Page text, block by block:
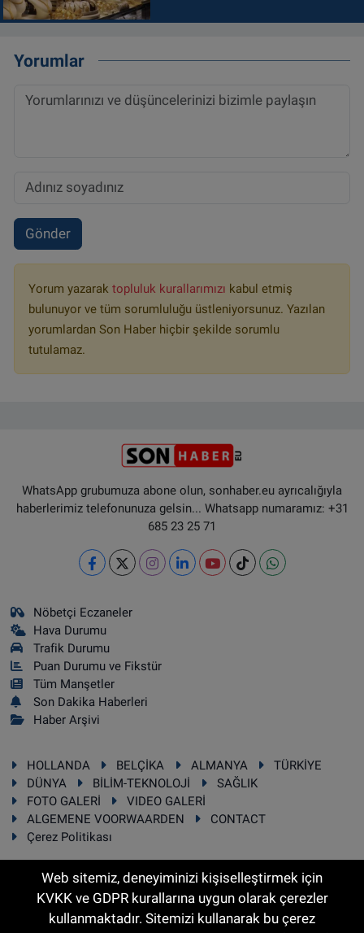
Yorumlar
Gönder
Yorum yazarak topluluk kurallarımızı kabul etmiş
bulunuyor ve tüm sorumluluğu üstleniyorsunuz. Yazılan
yorumlardan Son Haber hiçbir şekilde sorumlu
tutulamaz.
WhatsApp grubumuza abone olun, sonhaber.eu ayrıcalığıyla
haberlerimiz telefonunuza gelsin... Whatsapp numaramız: +31
685 23 25 71
Nöbetçi Eczaneler
Hava Durumu
Trafik Durumu
Puan Durumu ve Fikstür
Tüm Manşetler
Son Dakika Haberleri
Haber Arşivi
HOLLANDA BELÇİKA ALMANYA
TÜRKİYE
DÜNYA
BİLİM-TEKNOLOJİ
SAĞLIK
FOTO GALERİ
VIDEO GALERİ
ALGEMENE VOORWAARDEN
CONTACT
Çerez Politikası
RSS Copyright © 2025 Sonhaber.eu Her hakkı saklıdır.
Web sitemiz, deneyiminizi kişiselleştirmek için
KVKK ve GDPR kurallarına uygun olarak çerezler
kullanmaktadır. Sitemizi kullanarak bu çerez